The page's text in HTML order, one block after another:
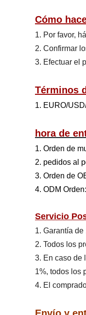
Cómo
1. Por favor,
2. Confirmar
3. Efectuar el
Términos
1. EURO/
hora de
1. Orden de
2. pedidos al
3. Orden de
4. ODM
Servicio
1. Garantía
2. Todos los
3. En caso de
1%, todos los
4. El